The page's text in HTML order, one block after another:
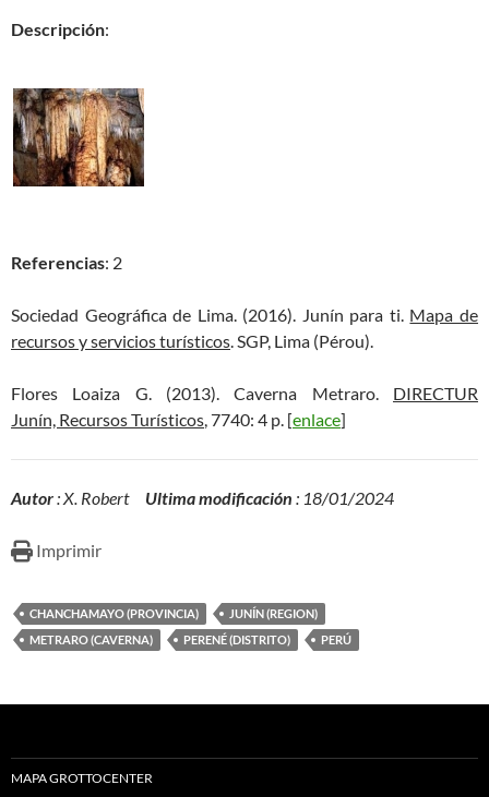
Descripción:
Referencias: 2
Sociedad Geográfica de Lima. (2016). Junín para ti. Mapa de
recursos y servicios turísticos. SGP, Lima (Pérou).
Flores Loaiza G. (2013). Caverna Metraro. DIRECTUR
Junín, Recursos Turísticos, 7740: 4 p. [enlace]
Autor: X. Robert Ultima modificación : 18/01/2024
Imprimir
CHANCHAMAYO (PROVINCIA)
JUNÍN (REGION)
METRARO (CAVERNA)
PERENÉ (DISTRITO) PERÚ
MAPA GROTTOCENTER